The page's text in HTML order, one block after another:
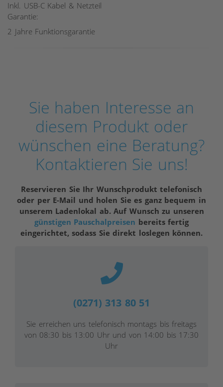
Inkl. USB-C Kabel & Netzteil
Garantie:
2 Jahre Funktionsgarantie
Sie haben Interesse an
diesem Produkt oder
wünschen eine Beratung?
Kontaktieren Sie uns!
Reservieren Sie Ihr Wunschprodukt telefonisch
oder per E-Mail und holen Sie es ganz bequem in
unserem Ladenlokal ab. Auf Wunsch zu unseren
günstigen Pauschalpreisen bereits fertig
eingerichtet, sodass Sie direkt loslegen können.
(0271) 313 80 51
Sie erreichen uns telefonisch montags bis freitags
von 08:30 bis 13:00 Uhr und von 14:00 bis 17:30
Uhr